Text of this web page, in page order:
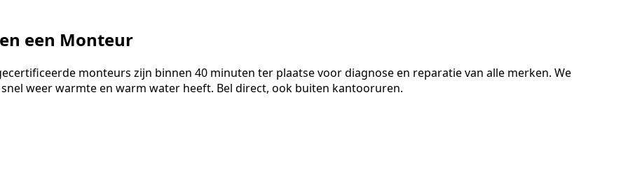
een Monteur
monteurs zijn binnen 40 minuten ter plaatse voor diagnose en reparatie van alle merken. We
weer warmte en warm water heeft. Bel direct, ook buiten kantooruren.